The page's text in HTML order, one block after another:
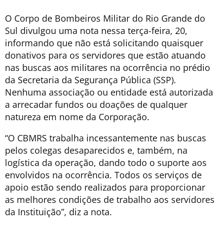
O Corpo de Bombeiros Militar do Rio Grande do
Sul divulgou uma nota nessa terça-feira, 20,
informando que não está solicitando quaisquer
donativos para os servidores que estão atuando
nas buscas aos militares na ocorrência no prédio
da Secretaria da Segurança Pública (SSP).
Nenhuma associação ou entidade está autorizada
a arrecadar fundos ou doações de qualquer
natureza em nome da Corporação.
“O CBMRS trabalha incessantemente nas buscas
pelos colegas desaparecidos e, também, na
logística da operação, dando todo o suporte aos
envolvidos na ocorrência. Todos os serviços de
apoio estão sendo realizados para proporcionar
as melhores condições de trabalho aos servidores
da Instituição”, diz a nota.